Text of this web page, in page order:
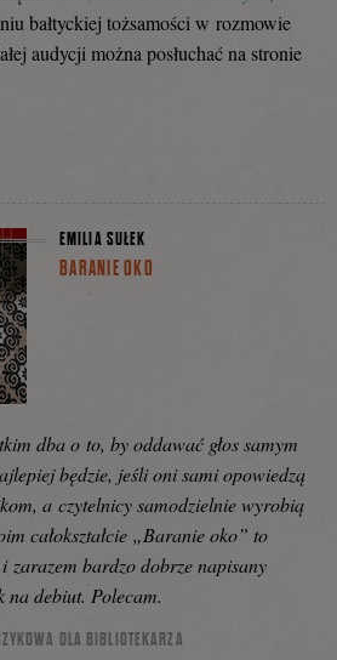
bałtyckiej tożsamości w rozmowie
audycji można posłuchać na stronie
EMILIA SUŁEK
BARANIE OKO
dba o to, by oddawać głos samym
będzie, jeśli oni sami opowiedzą
a czytelnicy samodzielnie wyrobią
całokształcie „Baranie oko” to
zarazem bardzo dobrze napisany
na debiut. Polecam.
DLA BIBLIOTEKARZA